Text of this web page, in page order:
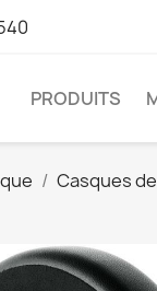
PRODUITS
Casques